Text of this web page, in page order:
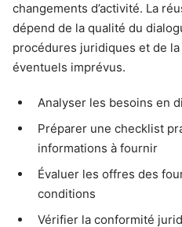
changements d’activité. La
dépend de la qualité du
procédures juridiques et de
éventuels imprévus.
Analyser les besoins en
Préparer une checklist
informations à fournir
Évaluer les offres des
conditions
Vérifier la conformité